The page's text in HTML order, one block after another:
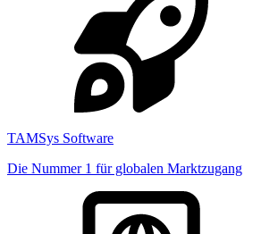
TAMSys Software
Die Nummer 1 für globalen Marktzugang